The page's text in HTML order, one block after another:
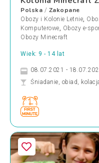
Polska / Zakopane
Obozy i Kolonie Letnie,
Komputerowe, Obozy e-
Obozy Minecraft
Wiek: 9 - 14 lat
08.07.2021 -
Śniadanie, obiad,